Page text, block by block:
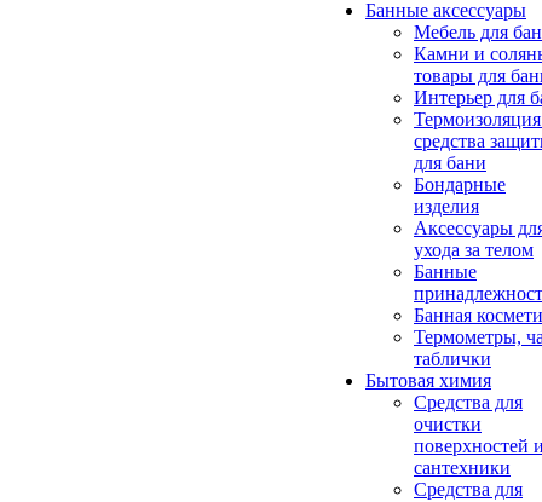
Банные аксессуары
Мебель для
Камни и
товары для
Интерьер для
средства
для бани
Бондарные
изделия
Аксеcсуары
ухода за телом
Банные
Банная
Термометры,
таблички
Бытовая химия
Средства для
очистки
поверхностей
сантехники
Средства для